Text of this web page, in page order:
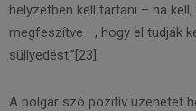
helyzetben kell tartani – ha
megfeszítve –, hogy el tudják
süllyedést.”[23]
A polgár szó pozitív üzenetet